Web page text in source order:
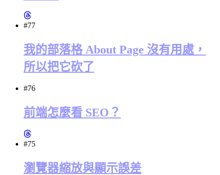
#77
我的部落格 About Page 沒有用處，
所以把它砍了
#76
前端怎麼看 SEO？
#75
瀏覽器縮放與顯示誤差